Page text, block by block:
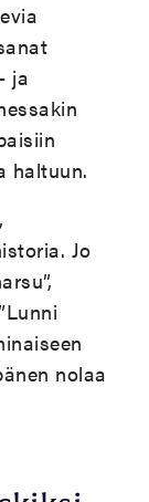
ja
haltuun.
Jo
nolaa